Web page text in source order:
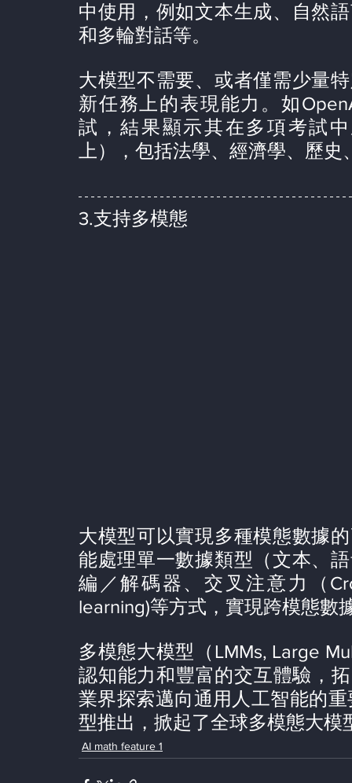
中使用，例如文本生成、自然
和多輪對話等。
大模型不需要、或者僅需少量
新任務上的表現能力。如
試，結果顯示其在多項考試
上），包括法學、經濟學、歷史
3.支持多模態
大模型可以實現多種模態數據
能處理單一數據類型（文本、
編／解碼器、交叉注意力（
learning)等方式，實現跨模態數
多模態大模型（LMMs, Large
認知能力和豐富的交互體驗，
業界探索邁向通用人工智能的
型推出，掀起了全球多模態大模
AI math feature 1